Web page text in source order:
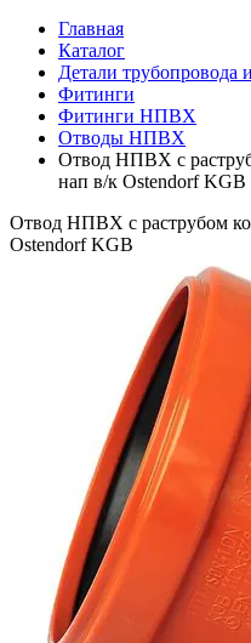
Главная
Каталог
Детали трубопровода
Фитинги
Фитинги НПВХ
Отводы НПВХ
Отвод НПВХ с
нап в/к Ostendorf KGB
Отвод НПВХ с раструбом
Ostendorf KGB